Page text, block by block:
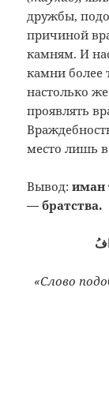
дружбы,
причиной
камням. И
камни более
настолько
проявлять
место лишь в
Вывод:иман
— братства.
«Слово